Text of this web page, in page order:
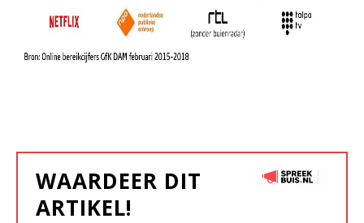
WAARDEER DIT
ARTIKEL!